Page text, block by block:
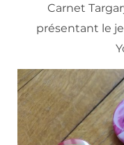
Carnet
présentant le